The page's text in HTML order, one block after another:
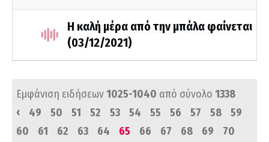
Η καλή μέρα από την μπάλα φαίνεται
(03/12/2021)
Εμφάνιση ειδήσεων1025-1040 από σύνολο 1338
‹
49 50 51 52 53 54 55 56 57 58
59
60
61 62 63 64 65 66 67 68 69
70